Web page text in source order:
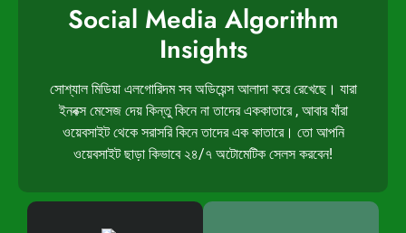
Social Media Algorithm
Insights
সোশ্যাল মিডিয়া এলগোরিদম সব অডিয়েন্স আলাদা করে রেখেছে। যারা
ইনবক্স মেসেজ দেয় কিন্তু কিনে না তাদের এককাতারে , আবার যাঁরা
ওয়েবসাইট থেকে সরাসরি কিনে তাদের এক কাতারে। তো আপনি
ওয়েবসাইট ছাড়া কিভাবে ২৪/৭ অটোমেটিক সেলস করবেন!